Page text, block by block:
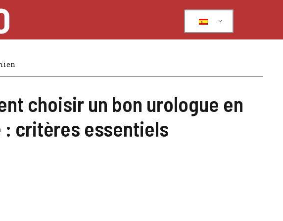
choisir un bon urologue en
: critères essentiels